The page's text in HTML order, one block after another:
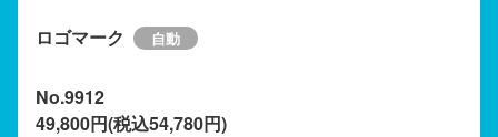
ロゴマーク
No.9912
49,800円(税込54,780円)